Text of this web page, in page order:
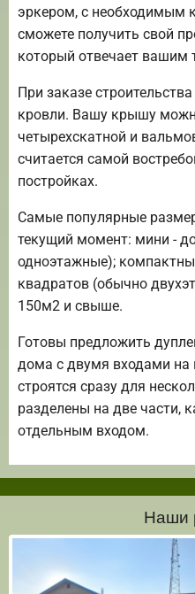
эркером, с необходимым
сможете получить свой
который отвечает вашим
При заказе
кровли. Вашу крышу
четырехскатной и
считается самой
постройках.
Самые популярные
текущий момент: мини -
одноэтажные);
квадратов (обычно
150м2 и свыше.
Готовы предложить
дома с двумя входами на
строятся сразу для
разделены на две части,
отдельным входом.
Наши